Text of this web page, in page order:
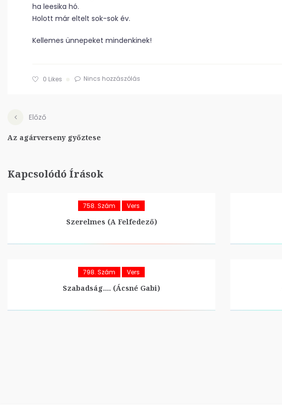
ha leesika hó.
Holott már eltelt sok-sok év.
Kellemes ünnepeket mindenkinek!
0 Likes Nincs hozzászólás
Előző
Az agárverseny győztese
Kapcsolódó Írások
758. Szám Vers
Szerelmes (A Felfedező)
798. Szám Vers
Szabadság…. (Ácsné Gabi)